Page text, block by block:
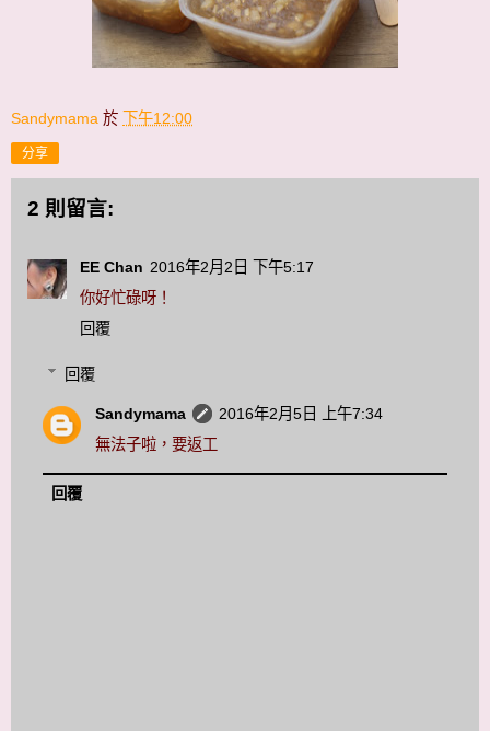
Sandymama 於 下午12:00
分享
2 則留言:
EE Chan 2016年2月2日 下午5:17
你好忙碌呀！
回覆
回覆
Sandymama
2016年2月5日 上午7:34
無法子啦，要返工
回覆